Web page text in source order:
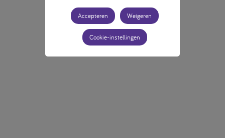
Accepteren Weigeren
Cookie-instellingen